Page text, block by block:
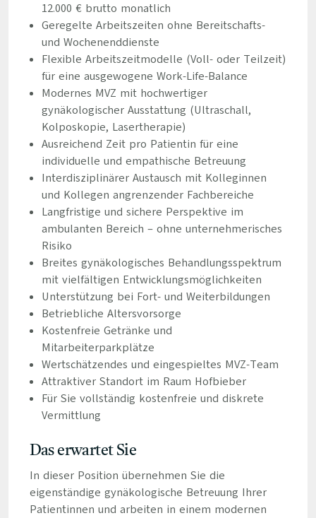
12.000 € brutto monatlich
Geregelte Arbeitszeiten ohne Bereitschafts-
und Wochenenddienste
Flexible Arbeitszeitmodelle (Voll- oder Teilzeit)
für eine ausgewogene Work-Life-Balance
Modernes MVZ mit hochwertiger
gynäkologischer Ausstattung (Ultraschall,
Kolposkopie, Lasertherapie)
Ausreichend Zeit pro Patientin für eine
individuelle und empathische Betreuung
Interdisziplinärer Austausch mit Kolleginnen
und Kollegen angrenzender Fachbereiche
Langfristige und sichere Perspektive im
ambulanten Bereich – ohne unternehmerisches
Risiko
Breites gynäkologisches Behandlungsspektrum
mit vielfältigen Entwicklungsmöglichkeiten
Unterstützung bei Fort- und Weiterbildungen
Betriebliche Altersvorsorge
Kostenfreie Getränke und
Mitarbeiterparkplätze
Wertschätzendes und eingespieltes MVZ-Team
Attraktiver Standort im Raum Hofbieber
Für Sie vollständig kostenfreie und diskrete
Vermittlung
Das erwartet Sie
In dieser Position übernehmen Sie die
eigenständige gynäkologische Betreuung Ihrer
Patientinnen und arbeiten in einem modernen